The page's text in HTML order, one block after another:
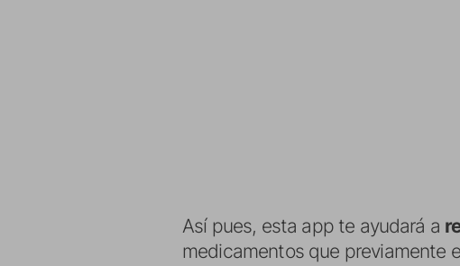
Así pues, esta app te ayudará a
medicamentos que previamente